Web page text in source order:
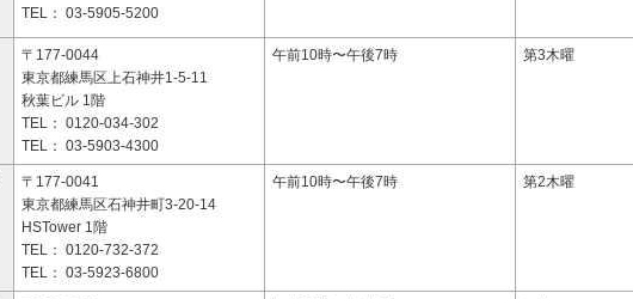
TEL： 03-5905-5200
〒177-0044
東京都練馬区上石神井1-5-11
秋葉ビル 1階
TEL： 0120-034-302
TEL： 03-5903-4300
午前10時〜午後7時 第3木曜
〒177-0041
東京都練馬区石神井町3-20-14
HSTower 1階
TEL： 0120-732-372
TEL： 03-5923-6800
午前10時〜午後7時 第2木曜